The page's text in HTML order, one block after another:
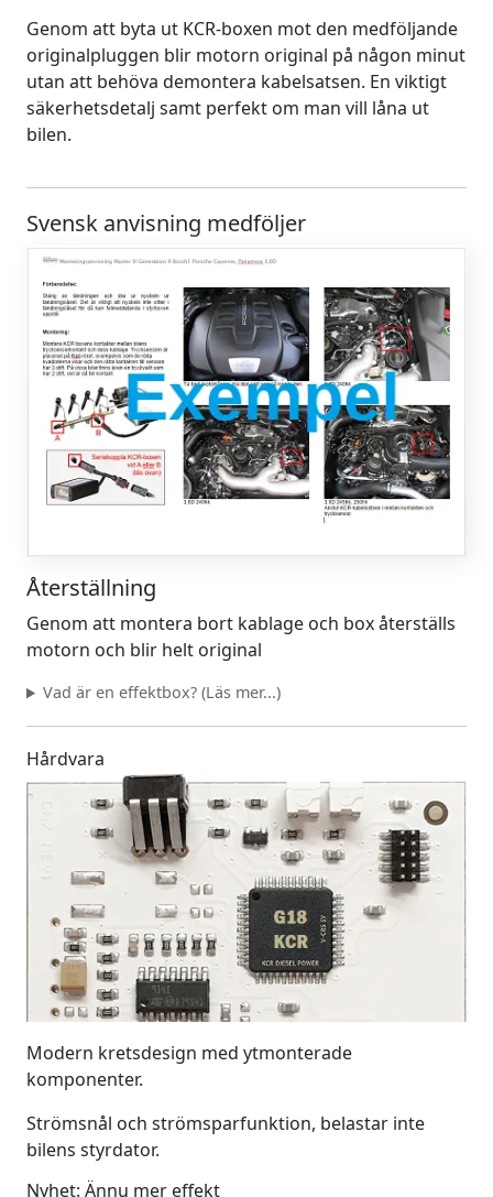
Genom att byta ut KCR-boxen mot den medföljande
originalpluggen blir motorn original på någon minut
utan att behöva demontera kabelsatsen. En viktigt
säkerhetsdetalj samt perfekt om man vill låna ut
bilen.
Svensk anvisning medföljer
Återställning
Genom att montera bort kablage och box återställs
motorn och blir helt original
Vad är en effektbox? (Läs mer...)
Hårdvara
Modern kretsdesign med ytmonterade
komponenter.
Strömsnål och strömsparfunktion, belastar inte
bilens styrdator.
Nyhet: Ännu mer effekt